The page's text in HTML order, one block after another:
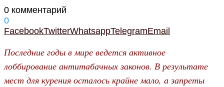
0 комментарий
0
FacebookTwitterWhatsappTelegramEmail
Последние годы в мире ведется активное
лоббирование антитабачных законов. В результате
мест для курения осталось крайне мало, а запреты